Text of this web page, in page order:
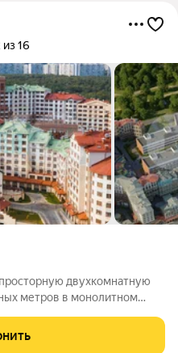
из 16
двухкомнатную
метров в монолитном
идеально подходит для тех,